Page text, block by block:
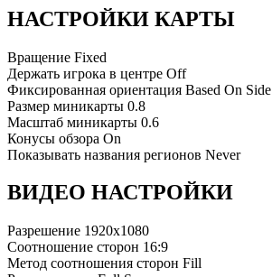
НАСТРОЙКИ КАРТЫ
Вращение Fixed
Держать игрока в центре Off
Фиксированная ориентация Based On Side
Размер миникарты 0.8
Масштаб миникарты 0.6
Конусы обзора On
Показывать названия регионов Never
ВИДЕО НАСТРОЙКИ
Разрешение 1920x1080
Соотношение сторон 16:9
Метод соотношения сторон Fill